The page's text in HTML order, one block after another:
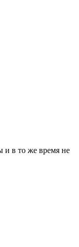
и в то же время не